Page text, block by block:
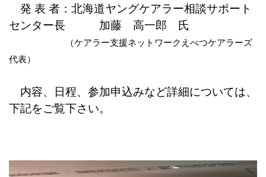
発 表 者：北海道ヤングケアラー相談サポート
センター長 加藤 高一郎 氏
（ケアラー支援ネットワークえべつケアラーズ
代表）
内容、日程、参加申込みなど詳細については、
下記をご覧下さい。